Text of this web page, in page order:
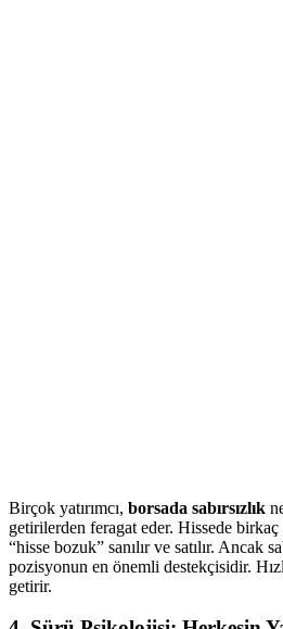
Birçok yatırımcı, borsada sabırsızlık
getirilerden feragat eder. Hissede
“hisse bozuk” sanılır ve satılır. Ancak
pozisyonun en önemli destekçisidir.
getirir.